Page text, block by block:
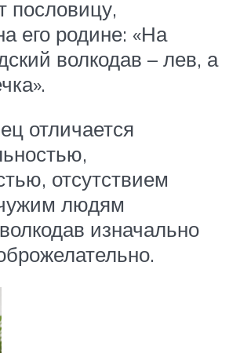
пословицу,
его родине: «На
волкодав – лев, а
отличается
отсутствием
людям
изначально